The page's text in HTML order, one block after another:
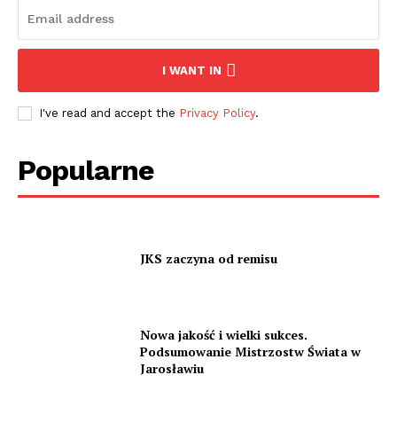
I WANT IN
I've read and accept the Privacy Policy.
Popularne
JKS zaczyna od remisu
Nowa jakość i wielki sukces.
Podsumowanie Mistrzostw Świata w
Jarosławiu